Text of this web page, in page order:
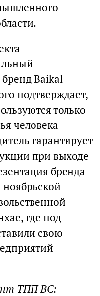
Baikal
подтверждает,
только
человека
гарантирует
при выходе
бренда
ноябрьской
где под
свою
ТПП ВС: